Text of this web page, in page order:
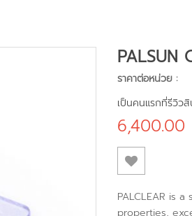
PALSUN
ราคาต่อหน่วย :
เป็นคนแรกที่รีวิว
6,400.00
PALCLEAR is
properties,